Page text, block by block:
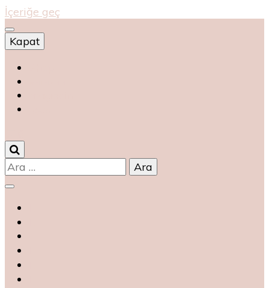
İçeriğe geç
Kapat
Arama: